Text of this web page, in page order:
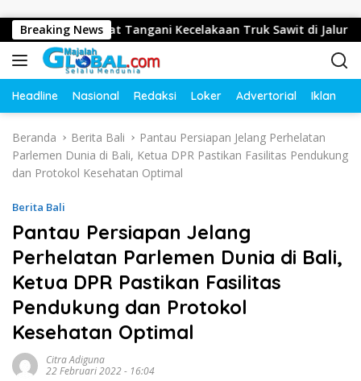
Breaking News
Cepat Tangani Kecelakaan Truk Sawit di Jalur Lintas
Headline Nasional Redaksi Loker Advertorial Iklan
Beranda Berita Bali
Pantau Persiapan Jelang Perhelatan
Parlemen Dunia di Bali, Ketua DPR Pastikan Fasilitas Pendukung
dan Protokol Kesehatan Optimal
Berita Bali
Pantau Persiapan Jelang
Perhelatan Parlemen Dunia di Bali,
Ketua DPR Pastikan Fasilitas
Pendukung dan Protokol
Kesehatan Optimal
Citra Adiguna
22 Februari 2022 - 16:04